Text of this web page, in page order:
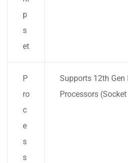
p
s
et
P
ro
c
e
s
s
Supports 12th
Processors